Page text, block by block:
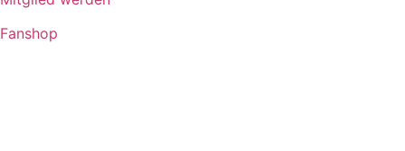
Fanshop